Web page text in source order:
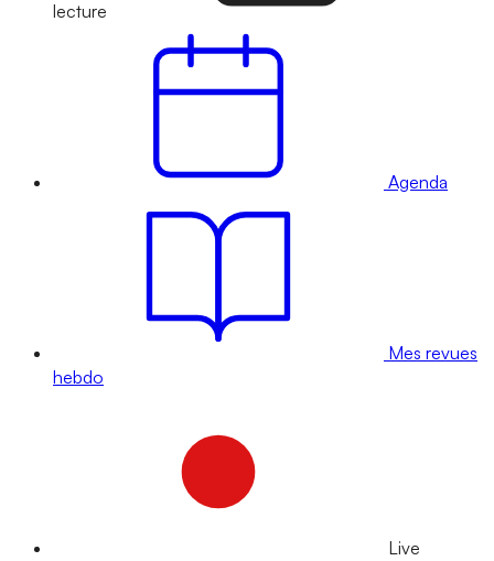
lecture
Agenda
Mes revues
hebdo
Live